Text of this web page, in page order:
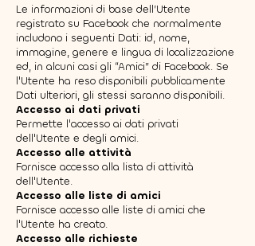
Le informazioni di base dell’Utente
registrato su Facebook che normalmente
includono i seguenti Dati: id, nome,
immagine, genere e lingua di localizzazione
ed, in alcuni casi gli “Amici” di Facebook. Se
l'Utente ha reso disponibili pubblicamente
Dati ulteriori, gli stessi saranno disponibili.
Accesso ai dati privati
Permette l'accesso ai dati privati
dell'Utente e degli amici.
Accesso alle attività
Fornisce accesso alla lista di attività
dell'Utente.
Accesso alle liste di amici
Fornisce accesso alle liste di amici che
l'Utente ha creato.
Accesso alle richieste